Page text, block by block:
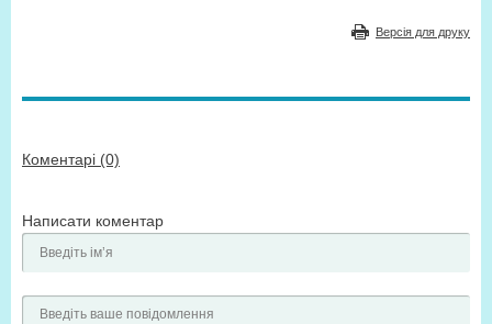
Версія для друку
Коментарі (0)
Написати коментар